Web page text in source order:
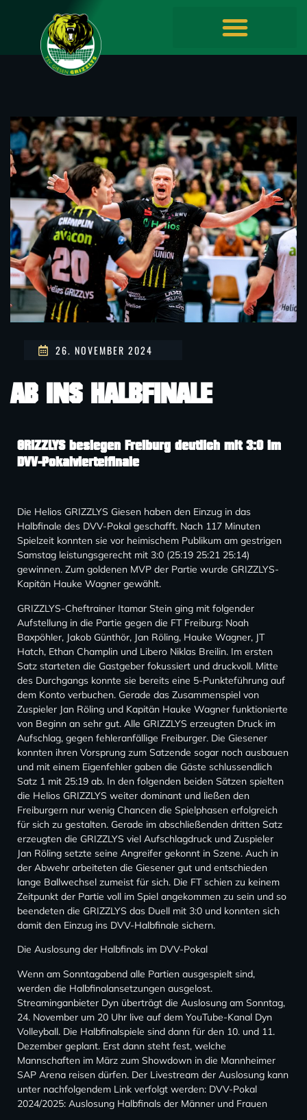
26. NOVEMBER 2024
AB INS HALBFINALE
GRIZZLYS besiegen Freiburg deutlich mit 3:0 im
DVV-Pokalviertelfinale
Die Helios GRIZZLYS Giesen haben den Einzug in das
Halbfinale des DVV-Pokal geschafft. Nach 117 Minuten
Spielzeit konnten sie vor heimischem Publikum am gestrigen
Samstag leistungsgerecht mit 3:0 (25:19 25:21 25:14)
gewinnen. Zum goldenen MVP der Partie wurde GRIZZLYS-
Kapitän Hauke Wagner gewählt.
GRIZZLYS-Cheftrainer Itamar Stein ging mit folgender
Aufstellung in die Partie gegen die FT Freiburg: Noah
Baxpöhler, Jakob Günthör, Jan Röling, Hauke Wagner, JT
Hatch, Ethan Champlin und Libero Niklas Breilin. Im ersten
Satz starteten die Gastgeber fokussiert und druckvoll. Mitte
des Durchgangs konnte sie bereits eine 5-Punkteführung auf
dem Konto verbuchen. Gerade das Zusammenspiel von
Zuspieler Jan Röling und Kapitän Hauke Wagner funktionierte
von Beginn an sehr gut. Alle GRIZZLYS erzeugten Druck im
Aufschlag, gegen fehleranfällige Freiburger. Die Giesener
konnten ihren Vorsprung zum Satzende sogar noch ausbauen
und mit einem Eigenfehler gaben die Gäste schlussendlich
Satz 1 mit 25:19 ab. In den folgenden beiden Sätzen spielten
die Helios GRIZZLYS weiter dominant und ließen den
Freiburgern nur wenig Chancen die Spielphasen erfolgreich
für sich zu gestalten. Gerade im abschließenden dritten Satz
erzeugten die GRIZZLYS viel Aufschlagdruck und Zuspieler
Jan Röling setzte seine Angreifer gekonnt in Szene. Auch in
der Abwehr arbeiteten die Giesener gut und entschieden
lange Ballwechsel zumeist für sich. Die FT schien zu keinem
Zeitpunkt der Partie voll im Spiel angekommen zu sein und so
beendeten die GRIZZLYS das Duell mit 3:0 und konnten sich
damit den Einzug ins DVV-Halbfinale sichern.
Die Auslosung der Halbfinals im DVV-Pokal
Wenn am Sonntagabend alle Partien ausgespielt sind,
werden die Halbfinalansetzungen ausgelost.
Streaminganbieter Dyn überträgt die Auslosung am Sonntag,
24. November um 20 Uhr live auf dem YouTube-Kanal Dyn
Volleyball. Die Halbfinalspiele sind dann für den 10. und 11.
Dezember geplant. Erst dann steht fest, welche
Mannschaften im März zum Showdown in die Mannheimer
SAP Arena reisen dürfen. Der Livestream der Auslosung kann
unter nachfolgendem Link verfolgt werden: DVV-Pokal
2024/2025: Auslosung Halbfinals der Männer und Frauen